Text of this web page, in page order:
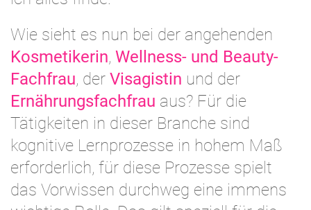
Wie sieht es nun bei der angehenden
Kosmetikerin, Wellness- und Beauty-
Fachfrau, der Visagistin und der
Ernährungsfachfrau aus? Für die
Tätigkeiten in dieser Branche sind
kognitive Lernprozesse in hohem Maß
erforderlich, für diese Prozesse spielt
das Vorwissen durchweg eine immens